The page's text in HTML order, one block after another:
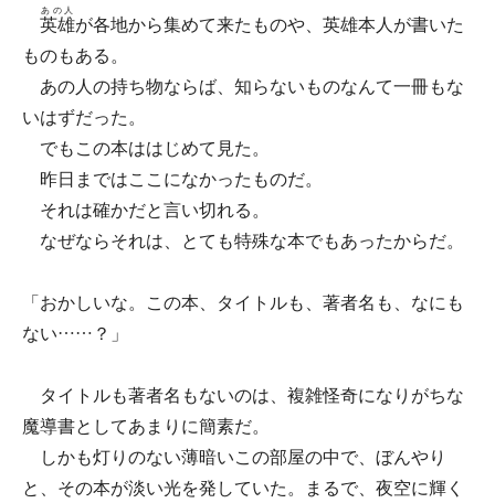
英雄
あの人
が各地から集めて来たものや、英雄本人が書いた
ものもある。
あの人の持ち物ならば、知らないものなんて一冊もな
いはずだった。
でもこの本ははじめて見た。
昨日まではここになかったものだ。
それは確かだと言い切れる。
なぜならそれは、とても特殊な本でもあったからだ。
「おかしいな。この本、タイトルも、著者名も、なにも
ない……？」
タイトルも著者名もないのは、複雑怪奇になりがちな
魔導書としてあまりに簡素だ。
しかも灯りのない薄暗いこの部屋の中で、ぼんやり
と、その本が淡い光を発していた。まるで、夜空に輝く